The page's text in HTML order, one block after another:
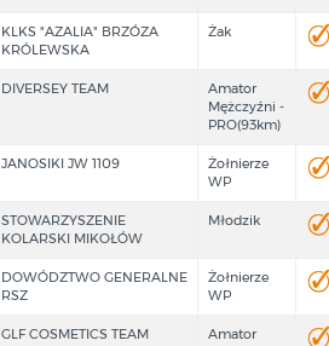
KLKS "AZALIA" BRZÓZA
KRÓLEWSKA
Żak
DIVERSEY TEAM
Amator
Mężczyźni -
PRO(93km)
JANOSIKI JW 1109
Żołnierze
WP
STOWARZYSZENIE
KOLARSKI MIKOŁÓW
Młodzik
DOWÓDZTWO GENERALNE
RSZ
Żołnierze
WP
GLF COSMETICS TEAM
Amator